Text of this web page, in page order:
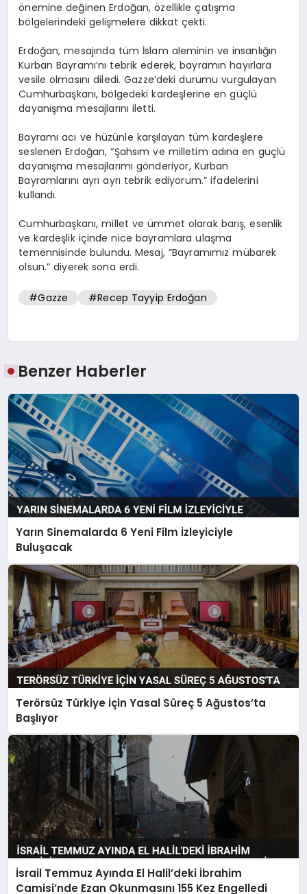
önemine değinen Erdoğan, özellikle çatışma
bölgelerindeki gelişmelere dikkat çekti.
Erdoğan, mesajında tüm İslam aleminin ve insanlığın
Kurban Bayramı’nı tebrik ederek, bayramın hayırlara
vesile olmasını diledi. Gazze’deki durumu vurgulayan
Cumhurbaşkanı, bölgedeki kardeşlerine en güçlü
dayanışma mesajlarını iletti.
Bayramı acı ve hüzünle karşılayan tüm kardeşlere
seslenen Erdoğan, “Şahsım ve milletim adına en güçlü
dayanışma mesajlarımı gönderiyor, Kurban
Bayramlarını ayrı ayrı tebrik ediyorum.” ifadelerini
kullandı.
Cumhurbaşkanı, millet ve ümmet olarak barış, esenlik
ve kardeşlik içinde nice bayramlara ulaşma
temennisinde bulundu. Mesaj, “Bayramımız mübarek
olsun.” diyerek sona erdi.
#Gazze #Recep Tayyip Erdoğan
Benzer Haberler
Yarın Sinemalarda 6 Yeni Film İzleyiciyle
Buluşacak
Terörsüz Türkiye İçin Yasal Süreç 5 Ağustos’ta
Başlıyor
İsrail Temmuz Ayında El Halil’deki İbrahim
Camisi’nde Ezan Okunmasını 155 Kez Engelledi